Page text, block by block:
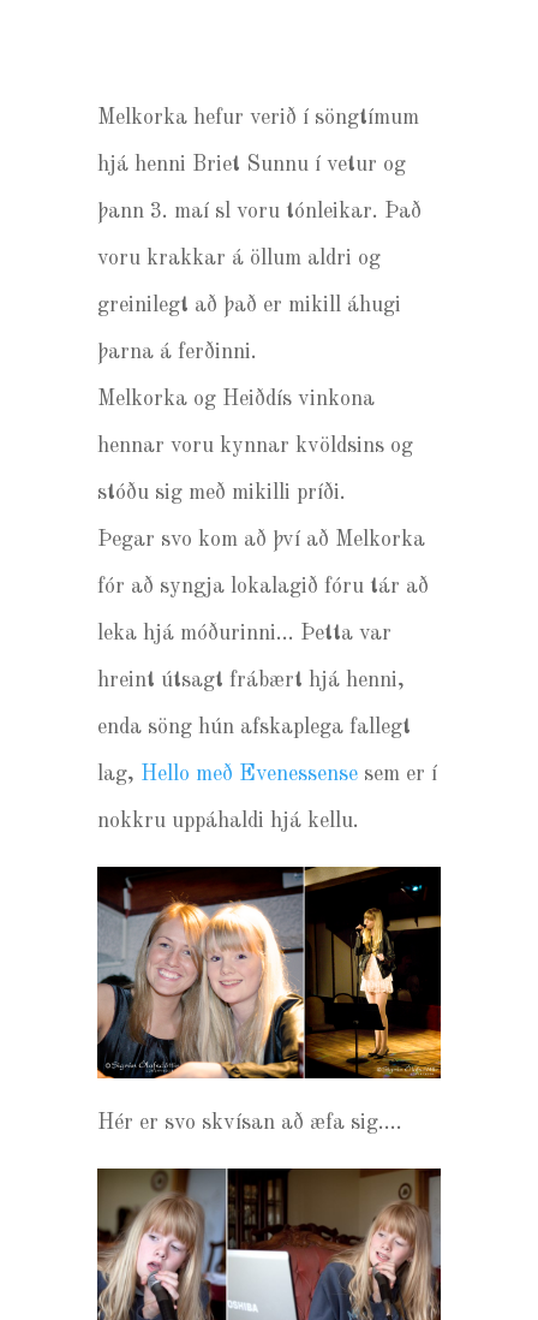
Melkorka hefur verið í söngtímum
hjá henni Briet Sunnu í vetur og
þann 3. maí sl voru tónleikar. Það
voru krakkar á öllum aldri og
greinilegt að það er mikill áhugi
þarna á ferðinni.
Melkorka og Heiðdís vinkona
hennar voru kynnar kvöldsins og
stóðu sig með mikilli príði.
Þegar svo kom að því að Melkorka
fór að syngja lokalagið fóru tár að
leka hjá móðurinni… Þetta var
hreint útsagt frábært hjá henni,
enda söng hún afskaplega fallegt
lag, Hello með Evenessensesem er í
nokkru uppáhaldi hjá kellu.
Hér er svo skvísan að æfa sig….